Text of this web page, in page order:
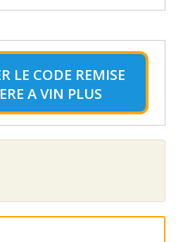
LE CODE REMISE
A VIN PLUS